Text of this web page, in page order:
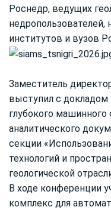
Роснедр, ведущих
недропользователей,
институтов и вузов
Заместитель
выступил с
глубокого машинного
аналитического
секции
технологий и
геологической
В ходе конференции
комплекс для